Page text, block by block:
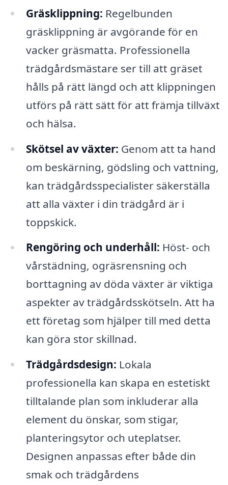
Gräsklippning: Regelbunden
gräsklippning är avgörande för en
vacker gräsmatta. Professionella
trädgårdsmästare ser till att gräset
hålls på rätt längd och att klippningen
utförs på rätt sätt för att främja tillväxt
och hälsa.
Skötsel av växter: Genom att ta hand
om beskärning, gödsling och vattning,
kan trädgårdsspecialister säkerställa
att alla växter i din trädgård är i
toppskick.
Rengöring och underhåll: Höst- och
vårstädning, ogräsrensning och
borttagning av döda växter är viktiga
aspekter av trädgårdsskötseln. Att ha
ett företag som hjälper till med detta
kan göra stor skillnad.
Trädgårdsdesign: Lokala
professionella kan skapa en estetiskt
tilltalande plan som inkluderar alla
element du önskar, som stigar,
planteringsytor och uteplatser.
Designen anpassas efter både din
smak och trädgårdens